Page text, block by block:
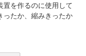
置を作るのに使用して
ったか、縮みきったか